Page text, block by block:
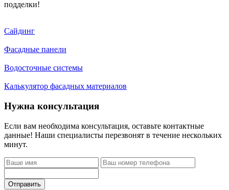
подделки!
Сайдинг
Фасадные панели
Водосточные системы
Калькулятор фасадных материалов
Нужна консультация
Если вам необходима консультация, оставьте контактные
данные! Наши специалисты перезвонят в течение нескольких
минут.
Отправить